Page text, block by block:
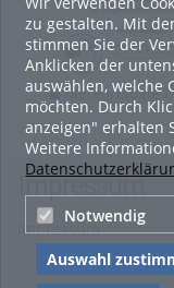
zu gestalten. Mit
stimmen Sie der
Anklicken der
auswählen, welche
möchten. Durch
anzeigen" erhalten
Weitere
Notwendig
Auswahl
Meteorologie
(Ausgewählte
Allgemeinen
Impressum
Impressum